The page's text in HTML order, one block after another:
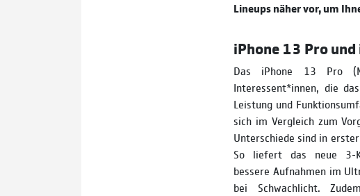
Lineups näher vor, um
iPhone 13 Pro
Das iPhone 13 Pro
Interessent*innen, die
Leistung und
sich im Vergleich zum
Unterschiede sind in
So liefert das neue 3-
bessere Aufnahmen im
bei Schwachlicht.